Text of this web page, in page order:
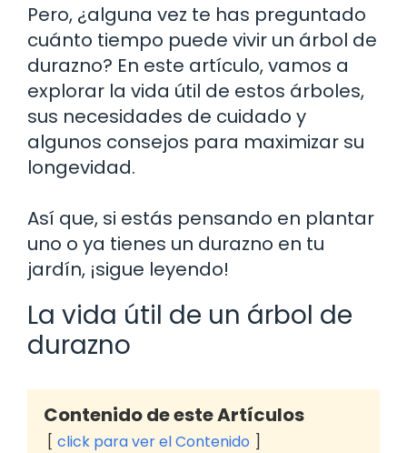
Pero, ¿alguna vez te has preguntado
cuánto tiempo puede vivir un árbol de
durazno? En este artículo, vamos a
explorar la vida útil de estos árboles,
sus necesidades de cuidado y
algunos consejos para maximizar su
longevidad.
Así que, si estás pensando en plantar
uno o ya tienes un durazno en tu
jardín, ¡sigue leyendo!
La vida útil de un árbol de
durazno
Contenido de este Artículos
click para ver el Contenido